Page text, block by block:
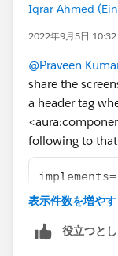
Iqrar Ahmed
2022年9月5日 10:32
@Praveen
share the
a header tag
following to
表示件数を増やす
役立つと